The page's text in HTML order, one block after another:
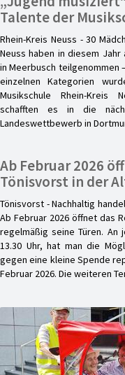
Talente der
Rhein-Kreis Neuss - 30
Neuss haben in diesem
in Meerbusch teilgenommen
einzelnen Kategorien
Musikschule Rhein-Kreis
schafften es in die
Landeswettbewerb in
Ab Februar 2026
Tönisvorst in der
Tönisvorst - Nachhaltig
Ab Februar 2026 öffnet das
regelmäßig seine Türen.
13.30 Uhr, hat man die
gegen eine kleine Spende
Februar 2026. Die weiteren